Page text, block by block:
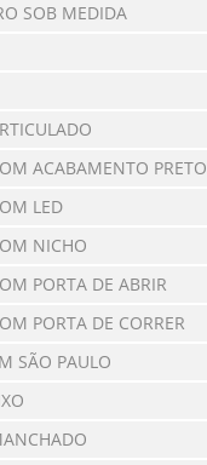
SOB MEDIDA
ACABAMENTO PRETO
LED
NICHO
PORTA DE ABRIR
PORTA DE CORRER
SÃO PAULO